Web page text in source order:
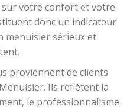
votre confort et votre
donc un indicateur
menuisier sérieux et
proviennent de clients
Ils reflètent la
le professionnalisme